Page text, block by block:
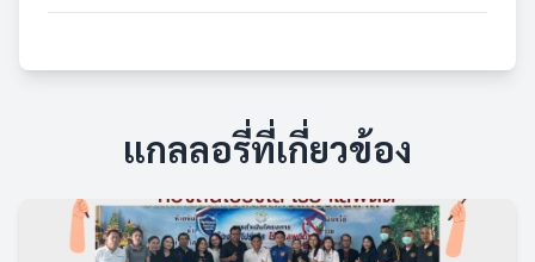
แกลลอรี่ที่เกี่ยวข้อง